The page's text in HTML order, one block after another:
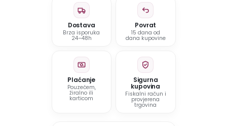
Dostava
Brza isporuka
24–48h
Povrat
15 dana od
dana kupovine
Plaćanje
Pouzećem,
žiralno ili
karticom
Sigurna
kupovina
Fiskalni račun i
provjerena
trgovina